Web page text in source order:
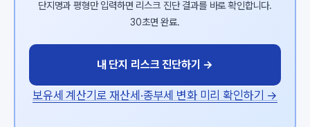
단지명과 평형만 입력하면 리스크 진단 결과를 바로 확인합니다.
30초면 완료.
내 단지 리스크 진단하기 →
보유세 계산기로 재산세·종부세 변화 미리 확인하기 →